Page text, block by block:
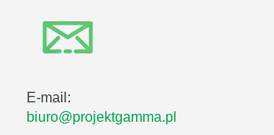
E-mail:
biuro@projektgamma.pl